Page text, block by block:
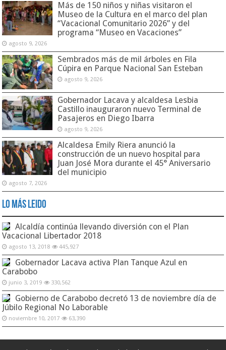
Más de 150 niños y niñas visitaron el
Museo de la Cultura en el marco del plan
“Vacacional Comunitario 2026” y del
programa “Museo en Vacaciones”
agosto 9, 2026
Sembrados más de mil árboles en Fila
Cúpira en Parque Nacional San Esteban
agosto 9, 2026
Gobernador Lacava y alcaldesa Lesbia
Castillo inauguraron nuevo Terminal de
Pasajeros en Diego Ibarra
agosto 9, 2026
Alcaldesa Emily Riera anunció la
construcción de un nuevo hospital para
Juan José Mora durante el 45° Aniversario
del municipio
agosto 7, 2026
Lo Más Leido
Alcaldía continúa llevando diversión con el Plan
Vacacional Libertador 2018
agosto 13, 2018 445,927
Gobernador Lacava activa Plan Tanque Azul en
Carabobo
junio 3, 2019 330,562
Gobierno de Carabobo decretó 13 de noviembre día de
Júbilo Regional No Laborable
noviembre 10, 2017 63,390